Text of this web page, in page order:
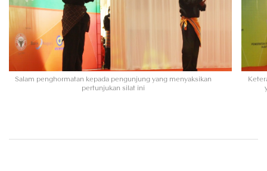
Salam penghormatan kepada pengunjung yang menyaksikan
pertunjukan silat ini